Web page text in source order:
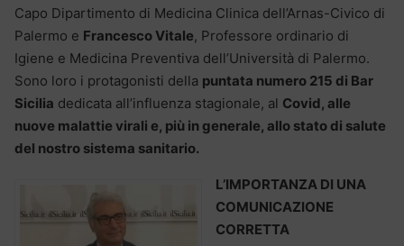
Capo Dipartimento di Medicina Clinica dell’Arnas-Civico di
Palermo e Francesco Vitale, Professore ordinario di
Igiene e Medicina Preventiva dell’Università di Palermo.
Sono loro i protagonisti della puntata numero 215 di Bar
Sicilia dedicata all’influenza stagionale, al Covid, alle
nuove malattie virali e, più in generale, allo stato di salute
del nostro sistema sanitario.
L’IMPORTANZA DI UNA
COMUNICAZIONE
CORRETTA